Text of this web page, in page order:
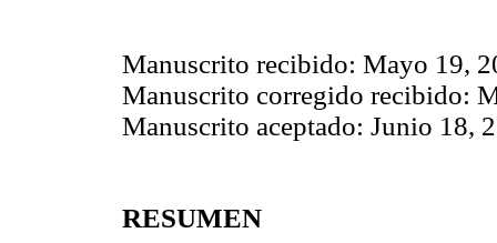
Manuscrito recibido: Mayo 19,
Manuscrito corregido recibido:
Manuscrito aceptado: Junio 18,
RESUMEN